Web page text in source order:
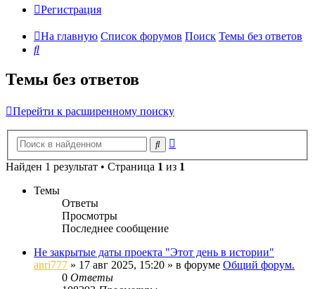
Регистрация
На главную Список форумов Поиск Темы без ответов
Поиск
Темы без ответов
Перейти к расширенному поиску
Поиск
Найден 1 результат • Страница 1 из 1
Темы
Ответы
Просмотры
Последнее сообщение
Не закрытые даты проекта "Этот день в истории"
anri777 » 17 авг 2025, 15:20 » в форуме Общий форум.
0 Ответы